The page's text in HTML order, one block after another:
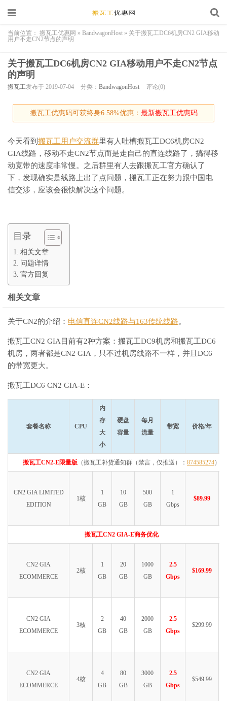
当前位置： 搬瓦工优惠网 » BandwagonHost » 关于搬瓦工DC6机房CN2 GIA移动
用户不走CN2节点的声明
关于搬瓦工DC6机房CN2 GIA移动用户不走CN2节点
的声明
搬瓦工发布于 2019-07-04 分类： BandwagonHost 评论(0)
搬瓦工优惠码可获终身6.58%优惠： 最新搬瓦工优惠码
今天看到 搬瓦工用户交流群里有人吐槽搬瓦工DC6机房CN2
GIA线路，移动不走CN2节点而是走自己的直连线路了，搞得移
动宽带的速度非常慢。之后群里有人去跟搬瓦工官方确认了
下，发现确实是线路上出了点问题，搬瓦工正在努力跟中国电
信交涉，应该会很快解决这个问题。
目录
相关文章
问题详情
官方回复
相关文章
关于CN2的介绍： 电信直连CN2线路与163传统线路。
搬瓦工CN2 GIA目前有2种方案：搬瓦工DC9机房和搬瓦工DC6
机房，两者都是CN2 GIA，只不过机房线路不一样，并且DC6
的带宽更大。
搬瓦工DC6 CN2 GIA-E：
套餐名称 CPU
内
存
大
小
硬盘
容量
每月
流量
带宽 价格/年
搬瓦工CN2-E限量版 （搬瓦工补货通知群（禁言，仅推送）： 874585274）
CN2 GIA LIMITED
EDITION
1核
1
GB
10
GB
500
GB
1
Gbps
$89.99
搬瓦工CN2 GIA-E商务优化
CN2 GIA
ECOMMERCE
2核
1
GB
20
GB
1000
GB
2.5
Gbps
$169.99
CN2 GIA
ECOMMERCE
3核
2
GB
40
GB
2000
GB
2.5
Gbps
$299.99
CN2 GIA
ECOMMERCE
4核
4
GB
80
GB
3000
GB
2.5
Gbps
$549.99